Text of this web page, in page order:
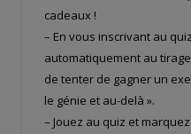
cadeaux !
– En vous inscrivant au
automatiquement au
de tenter de gagner un
le génie et au-delà ».
– Jouez au quiz et